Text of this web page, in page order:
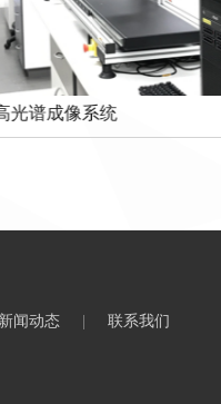
光谱成像系统
新闻动态 联系我们